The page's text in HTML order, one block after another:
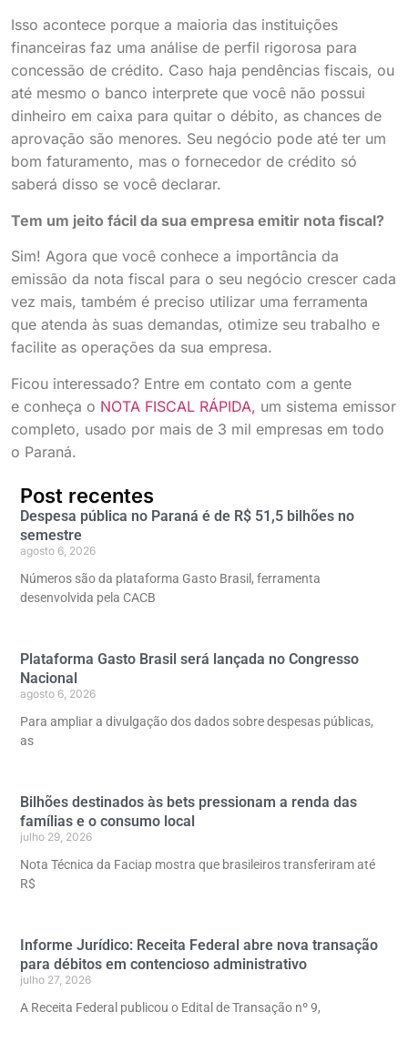
Isso acontece porque a maioria das instituições
financeiras faz uma análise de perfil rigorosa para
concessão de crédito. Caso haja pendências fiscais, ou
até mesmo o banco interprete que você não possui
dinheiro em caixa para quitar o débito, as chances de
aprovação são menores. Seu negócio pode até ter um
bom faturamento, mas o fornecedor de crédito só
saberá disso se você declarar.
Tem um jeito fácil da sua empresa emitir nota fiscal?
Sim! Agora que você conhece a importância da
emissão da nota fiscal para o seu negócio crescer cada
vez mais, também é preciso utilizar uma ferramenta
que atenda às suas demandas, otimize seu trabalho e
facilite as operações da sua empresa.
Ficou interessado? Entre em contato com a gente
e conheça o NOTA FISCAL RÁPIDA, um sistema emissor
completo, usado por mais de 3 mil empresas em todo
o Paraná.
Post recentes
Despesa pública no Paraná é de R$ 51,5 bilhões no
semestre
agosto 6, 2026
Números são da plataforma Gasto Brasil, ferramenta
desenvolvida pela CACB
Plataforma Gasto Brasil será lançada no Congresso
Nacional
agosto 6, 2026
Para ampliar a divulgação dos dados sobre despesas públicas,
as
Bilhões destinados às bets pressionam a renda das
famílias e o consumo local
julho 29, 2026
Nota Técnica da Faciap mostra que brasileiros transferiram até
R$
Informe Jurídico: Receita Federal abre nova transação
para débitos em contencioso administrativo
julho 27, 2026
A Receita Federal publicou o Edital de Transação nº 9,